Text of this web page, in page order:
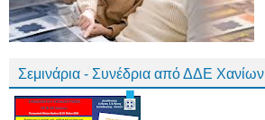
Σεμινάρια - Συνέδρια από ΔΔΕ Χανίων